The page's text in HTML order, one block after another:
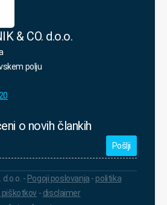
& CO. d.o.o.
polju
o novih člankih
d.o.o. - Pogoji poslovanja - politika
piškotkov - disclaimer